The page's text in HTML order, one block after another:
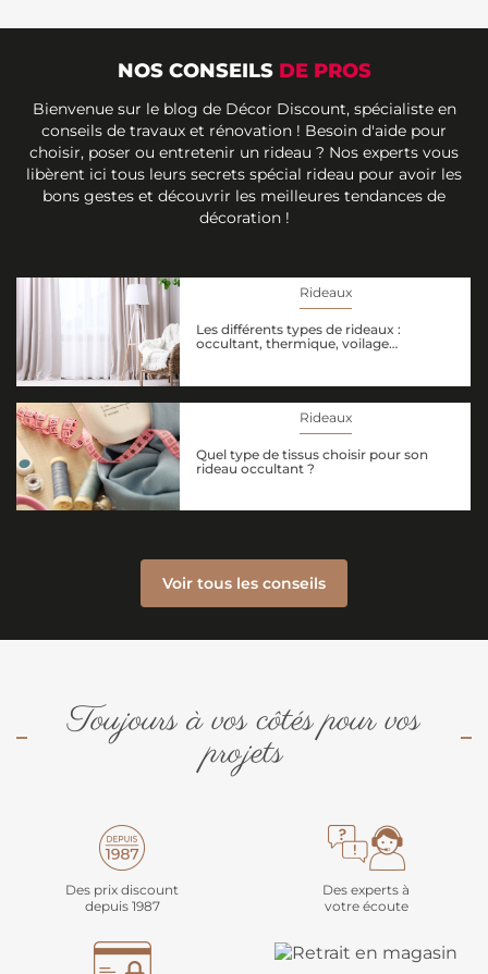
NOS CONSEILS DE PROS
Bienvenue sur le blog de Décor Discount, spécialiste en
conseils de travaux et rénovation ! Besoin d'aide pour
choisir, poser ou entretenir un rideau ? Nos experts vous
libèrent ici tous leurs secrets spécial rideau pour avoir les
bons gestes et découvrir les meilleures tendances de
décoration !
Rideaux
Les différents types de rideaux :
occultant, thermique, voilage…
Rideaux
Quel type de tissus choisir pour son
rideau occultant ?
Voir tous les conseils
Toujours à vos côtés pour vos
projets
Des prix discount
depuis 1987
Des experts à
votre écoute